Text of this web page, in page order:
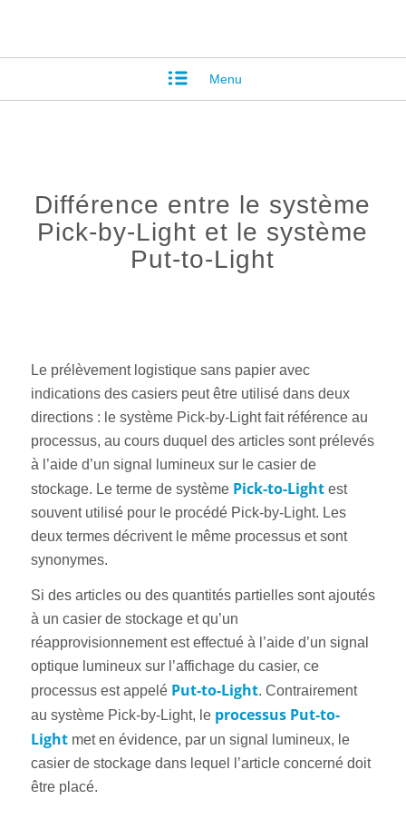
Menu
Différence entre le système
Pick-by-Light et le système
Put-to-Light
Le prélèvement logistique sans papier avec
indications des casiers peut être utilisé dans deux
directions : le système Pick-by-Light fait référence au
processus, au cours duquel des articles sont prélevés
à l’aide d’un signal lumineux sur le casier de
stockage. Le terme de système Pick-to-Lightest
souvent utilisé pour le procédé Pick-by-Light. Les
deux termes décrivent le même processus et sont
synonymes.
Si des articles ou des quantités partielles sont ajoutés
à un casier de stockage et qu’un
réapprovisionnement est effectué à l’aide d’un signal
optique lumineux sur l’affichage du casier, ce
processus est appelé Put-to-Light. Contrairement
au système Pick-by-Light, le processus Put-to-
Lightmet en évidence, par un signal lumineux, le
casier de stockage dans lequel l’article concerné doit
être placé.